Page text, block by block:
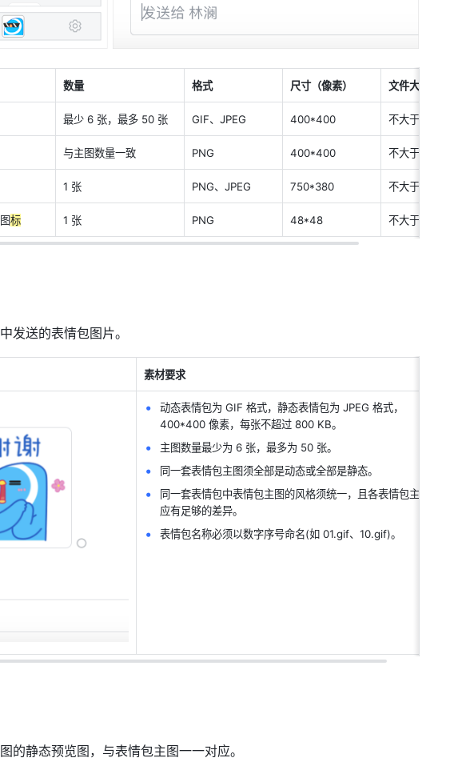
数量 格式 尺寸（像素） 文件大小
最少 6 张，最多 50 张 GIF、JPEG 400*400 不大于 800 KB
与主图数量一致 PNG 400*400 不大于 60 KB
1 张 PNG、JPEG 750*380 不大于 500 KB
标 1 张 PNG 48*48 不大于 30 KB
发送的表情包图片。
素材要求
动态表情包为 GIF 格式，静态表情包为 JPEG 格式，
400*400 像素，每张不超过 800 KB。
主图数量最少为 6 张，最多为 50 张。
同一套表情包主图须全部是动态或全部是静态。
同一套表情包中表情包主图的风格须统一，且各表情包主图间
应有足够的差异。
表情包名称必须以数字序号命名(如 01.gif、10.gif)。
的静态预览图，与表情包主图一一对应。